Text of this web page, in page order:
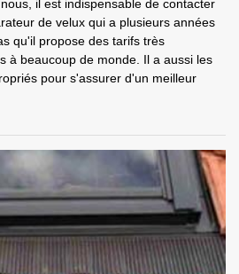
il est indispensable de contacter
de velux qui a plusieurs années
qu'il propose des tarifs très
à beaucoup de monde. Il a aussi les
pour s'assurer d'un meilleur